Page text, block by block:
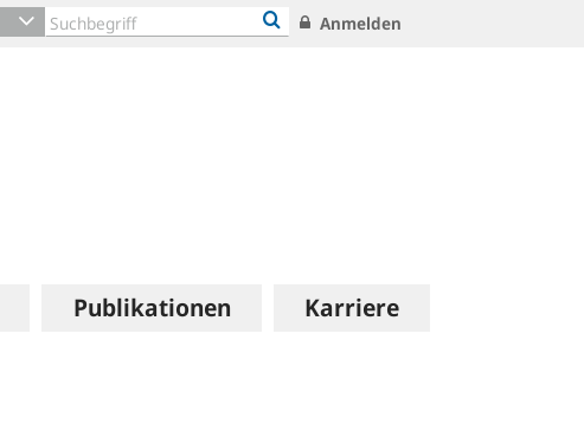
Anmelden
Publikationen Karriere